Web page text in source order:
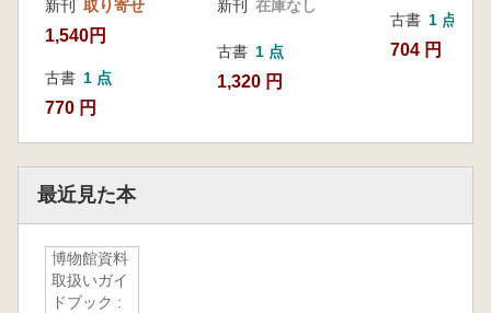
新刊 取り寄せ
1,540円
古書 1 点
770 円
新刊 在庫なし
古書 1 点
1,320 円
古書 1 点
704 円
最近見た本
博物館資料
取扱いガイ
ドブック :